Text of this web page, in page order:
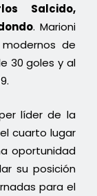
Salcido,
. Marioni
de
30 goles y al
líder de la
cuarto lugar
oportunidad
su posición
para el